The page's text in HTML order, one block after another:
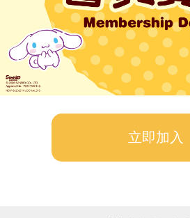
搜尋
餐廳地址
English
24小時麥麥送
麥當勞親子會®
屢獲殊榮
訊息發布
企業責任
加入我們
立即加入